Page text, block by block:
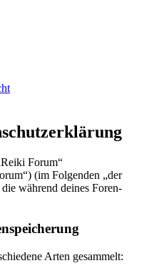
Forum“
(im Folgenden „der
während deines Foren-
Arten gesammelt: